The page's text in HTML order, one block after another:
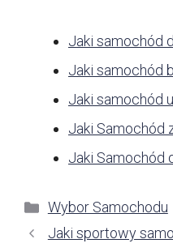
Jaki samochód
Jaki samochód
Jaki samochód
Jaki Samochód
Jaki Samochód
Kategorie
Wybor Samochodu
Jaki sportowy